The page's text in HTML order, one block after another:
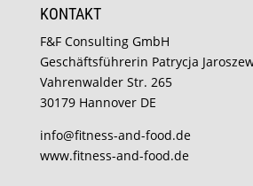
KONTAKT
F&F Consulting GmbH
Geschäftsführerin Patrycja
Vahrenwalder Str. 265
30179 Hannover DE
info@fitness-and-food.de
www.fitness-and-food.de